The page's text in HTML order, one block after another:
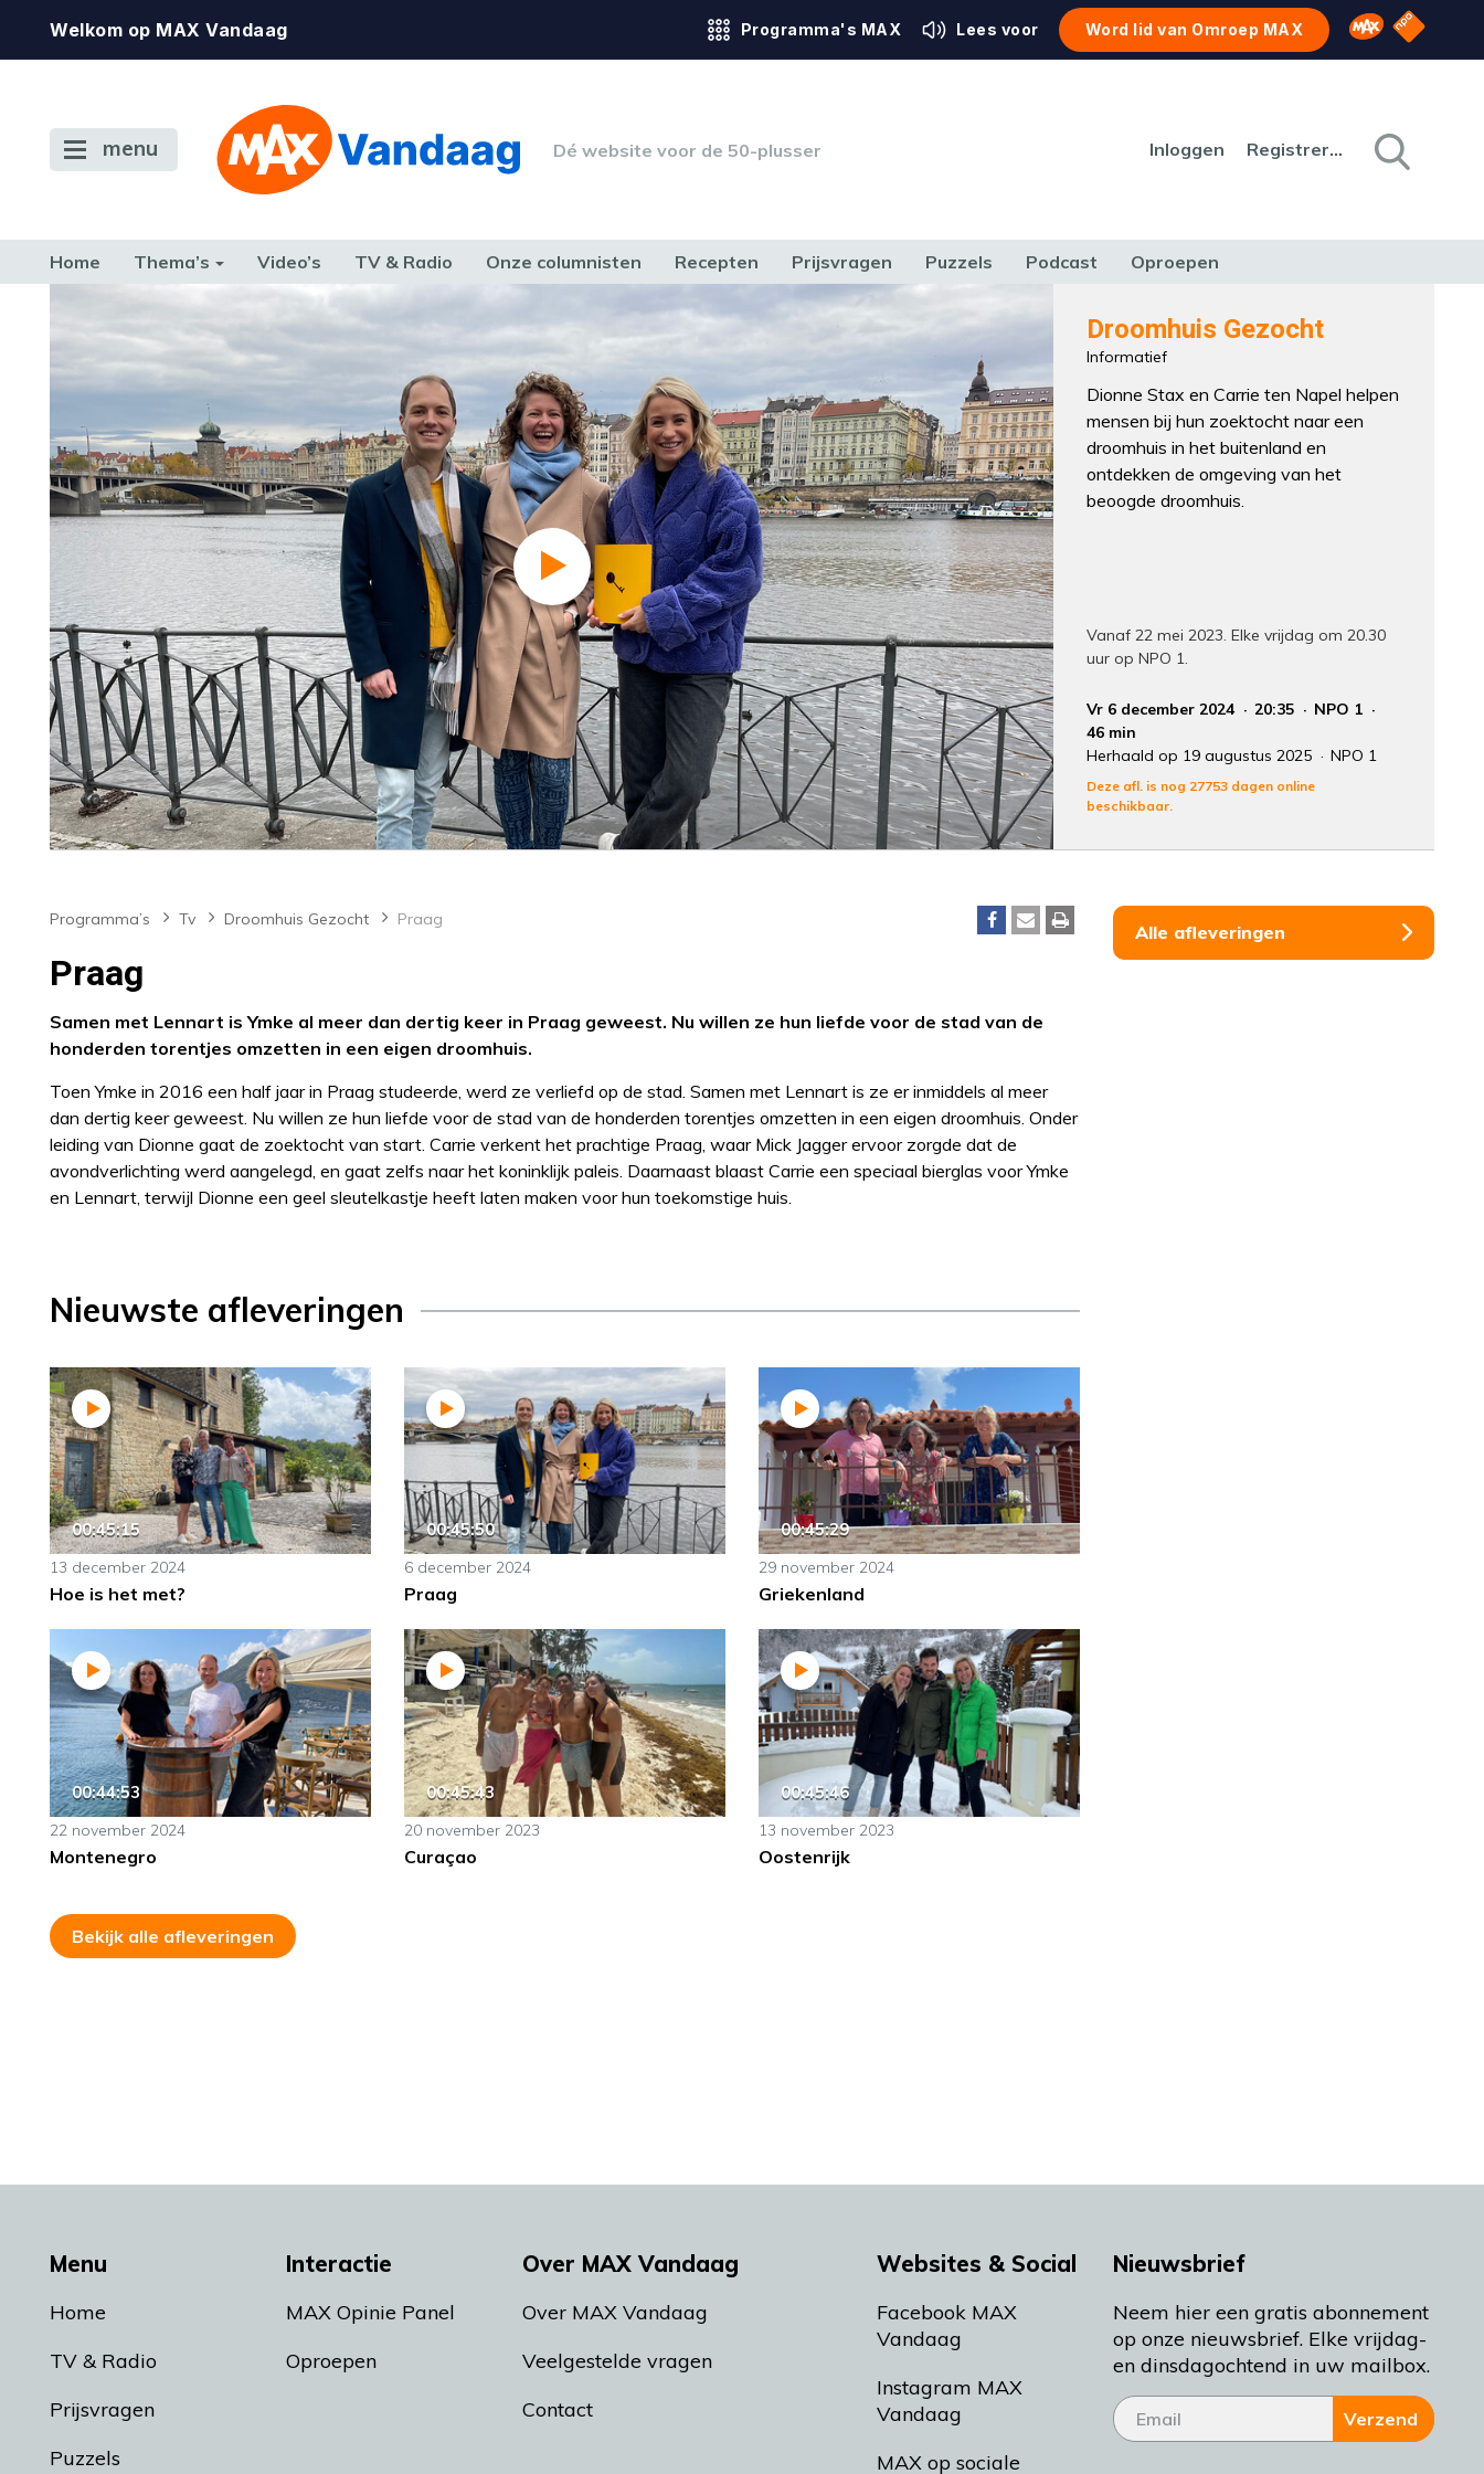
Welkom op MAX Vandaag Programma's MAX Lees voor Word lid van Omroep MAX Omroep MAX
NPO
menu Dé website voor de 50-plusser Inloggen Registreren
Home Thema’s Video’s TV & Radio Onze columnisten Recepten Prijsvragen Puzzels Podcast Oproepen
FAMILIE & RELATIE HUIS, TUIN & HOBBY
TERUG NAAR TOEN Droomhuis Gezocht
Informatief
Dionne Stax en Carrie ten Napel helpen
mensen bij hun zoektocht naar een
droomhuis in het buitenland en
ontdekken de omgeving van het
beoogde droomhuis.
Vanaf 22 mei 2023. Elke vrijdag om 20.30
uur op NPO 1.
Vr 6 december 2024 20:35
NPO 1
46 min
Herhaald op 19 augustus 2025
NPO 1
Deze afl. is nog 27753 dagen online
beschikbaar.
Programma’s Tv Droomhuis Gezocht Praag
Praag
Samen met Lennart is Ymke al meer dan dertig keer in Praag geweest. Nu willen ze hun liefde voor de stad van de
honderden torentjes omzetten in een eigen droomhuis.
Toen Ymke in 2016 een half jaar in Praag studeerde, werd ze verliefd op de stad. Samen met Lennart is ze er inmiddels al meer
dan dertig keer geweest. Nu willen ze hun liefde voor de stad van de honderden torentjes omzetten in een eigen droomhuis. Onder
leiding van Dionne gaat de zoektocht van start. Carrie verkent het prachtige Praag, waar Mick Jagger ervoor zorgde dat de
avondverlichting werd aangelegd, en gaat zelfs naar het koninklijk paleis. Daarnaast blaast Carrie een speciaal bierglas voor Ymke
en Lennart, terwijl Dionne een geel sleutelkastje heeft laten maken voor hun toekomstige huis.
Nieuwste afleveringen
00:45:15
13 december 2024
Hoe is het met?
00:45:50
6 december 2024
Praag
00:45:29
29 november 2024
Griekenland
00:44:53
22 november 2024
Montenegro
00:45:43
20 november 2023
Curaçao
00:45:46
13 november 2023
Oostenrijk
Bekijk alle afleveringen
Alle afleveringen
Menu
Home
TV & Radio
Prijsvragen
Puzzels
Interactie
MAX Opinie Panel
Oproepen
Over MAX Vandaag
Over MAX Vandaag
Veelgestelde vragen
Contact
Websites & Social
Facebook MAX
Vandaag
Instagram MAX
Vandaag
MAX op sociale
Nieuwsbrief
Neem hier een gratis abonnement
op onze nieuwsbrief. Elke vrijdag-
en dinsdagochtend in uw mailbox.
Verzend